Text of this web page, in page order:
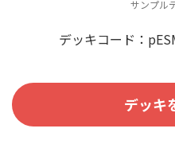
サンプル
デッキコード：
デッキ